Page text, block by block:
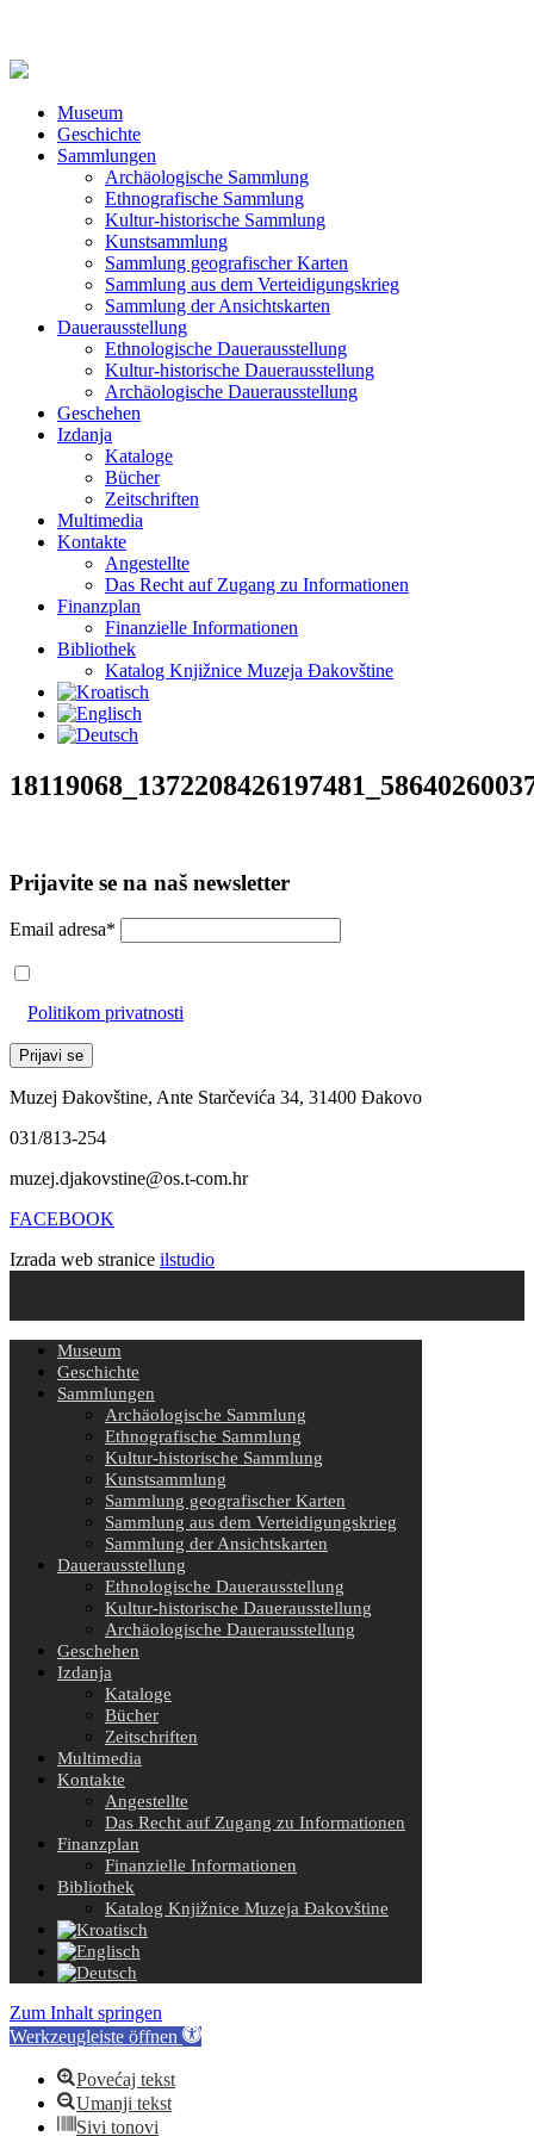
Museum
Geschichte
Sammlungen
Archäologische Sammlung
Ethnografische Sammlung
Kultur-historische Sammlung
Kunstsammlung
Sammlung geografischer Karten
Sammlung aus dem Verteidigungskrieg
Sammlung der Ansichtskarten
Dauerausstellung
Ethnologische Dauerausstellung
Kultur-historische Dauerausstellung
Archäologische Dauerausstellung
Geschehen
Izdanja
Kataloge
Bücher
Zeitschriften
Multimedia
Kontakte
Angestellte
Das Recht auf Zugang zu Informationen
Finanzplan
Finanzielle Informationen
Bibliothek
Katalog Knjižnice Muzeja Đakovštine
Prijavite se na naš newsletter
Email adresa*
Politikom privatnosti
Muzej Đakovštine, Ante Starčevića 34, 31400 Đakovo
031/813-254
muzej.djakovstine@os.t-com.hr
FACEBOOK
Izrada web stranice ilstudio
Museum
Geschichte
Sammlungen
Archäologische Sammlung
Ethnografische Sammlung
Kultur-historische Sammlung
Kunstsammlung
Sammlung geografischer Karten
Sammlung aus dem Verteidigungskrieg
Sammlung der Ansichtskarten
Dauerausstellung
Ethnologische Dauerausstellung
Kultur-historische Dauerausstellung
Archäologische Dauerausstellung
Geschehen
Izdanja
Kataloge
Bücher
Zeitschriften
Multimedia
Kontakte
Angestellte
Das Recht auf Zugang zu Informationen
Finanzplan
Finanzielle Informationen
Bibliothek
Katalog Knjižnice Muzeja Đakovštine
Zum Inhalt springen
Werkzeugleiste öffnen
Povećaj tekst
Umanji tekst
Sivi tonovi